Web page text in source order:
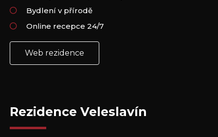
Bydlení v přírodě
Online recepce 24/7
Web rezidence
Rezidence Veleslavín